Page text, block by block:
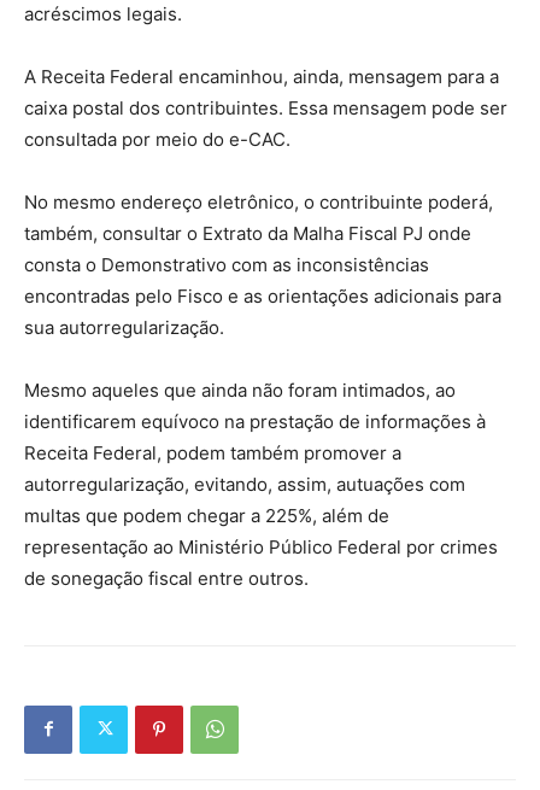
acréscimos legais.
A Receita Federal encaminhou, ainda, mensagem para a
caixa postal dos contribuintes. Essa mensagem pode ser
consultada por meio do e-CAC.
No mesmo endereço eletrônico, o contribuinte poderá,
também, consultar o Extrato da Malha Fiscal PJ onde
consta o Demonstrativo com as inconsistências
encontradas pelo Fisco e as orientações adicionais para
sua autorregularização.
Mesmo aqueles que ainda não foram intimados, ao
identificarem equívoco na prestação de informações à
Receita Federal, podem também promover a
autorregularização, evitando, assim, autuações com
multas que podem chegar a 225%, além de
representação ao Ministério Público Federal por crimes
de sonegação fiscal entre outros.